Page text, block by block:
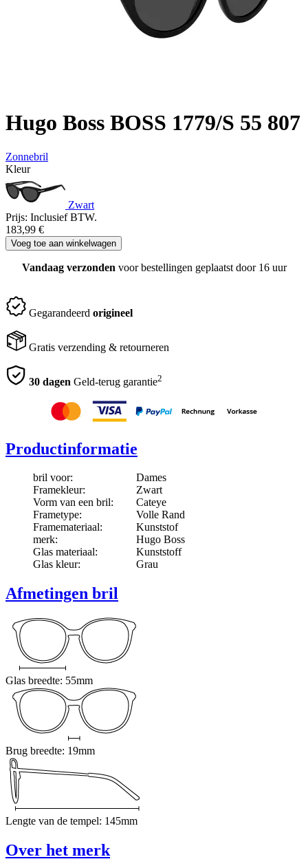
Hugo Boss BOSS 1779/S 55 807
Zonnebril
Kleur
Zwart
Prijs: Inclusief BTW.
183,99 €
Voeg toe aan winkelwagen
Vandaag verzonden voor bestellingen geplaatst door 16 uur
Gegarandeerd origineel
Gratis verzending & retourneren
30 dagen Geld-terug garantie2
Productinformatie
bril voor:
Dames
Framekleur:
Zwart
Vorm van een bril:
Cateye
Frametype:
Volle Rand
Framemateriaal:
Kunststof
merk:
Hugo Boss
Glas materiaal:
Kunststoff
Glas kleur:
Grau
Afmetingen bril
Glas breedte: 55mm
Brug breedte: 19mm
Lengte van de tempel: 145mm
Over het merk